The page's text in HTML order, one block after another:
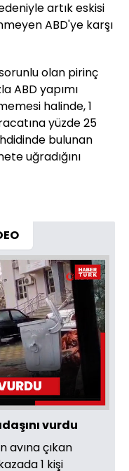
artık eskisi
ABD'ye karşı
olan pirinç
ABD yapımı
halinde, 1
yüzde 25
bulunan
uğradığını
vurdu
avına çıkan
1 kişi